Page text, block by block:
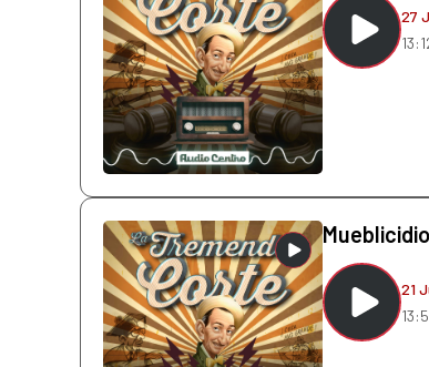
27
Mueblicidio
21